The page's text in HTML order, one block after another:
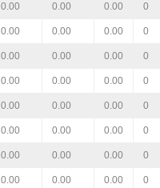
0.00 0.00 0.00 0
0.00 0.00 0.00 0
0.00 0.00 0.00 0
0.00 0.00 0.00 0
0.00 0.00 0.00 0
0.00 0.00 0.00 0
0.00 0.00 0.00 0
0.00 0.00 0.00 0